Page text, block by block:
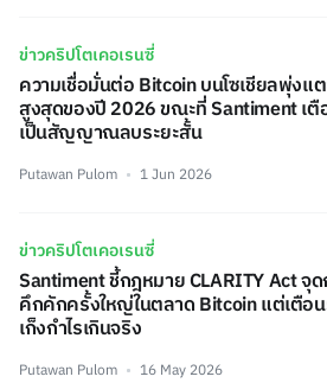
ข่าวคริปโตเคอเรนซี่
ความเชื่อมั่นต่อ Bitcoin บนโซเชียลพุ่งแ
สูงสุดของปี 2026 ขณะที่ Santiment เตื
เป็นสัญญาณลบระยะสั้น
Putawan Pulom 1 Jun 2026
ข่าวคริปโตเคอเรนซี่
Santiment ชี้กฎหมาย CLARITY Act จุ
คึกคักครั้งใหญ่ในตลาด Bitcoin แต่เตือน
เก็งกำไรเกินจริง
Putawan Pulom 16 May 2026